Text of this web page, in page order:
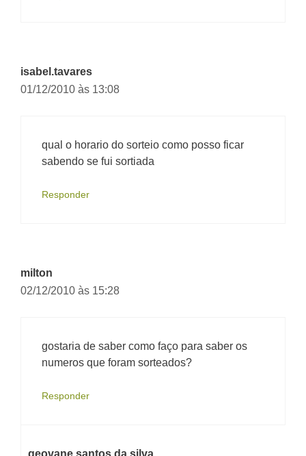
isabel.tavares
01/12/2010 às 13:08
qual o horario do sorteio como posso ficar
sabendo se fui sortiada
Responder
milton
02/12/2010 às 15:28
gostaria de saber como faço para saber os
numeros que foram sorteados?
Responder